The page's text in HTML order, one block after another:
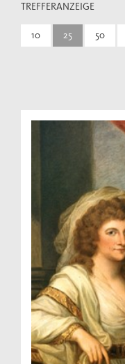
TREFFERANZEIGE
10 25 50